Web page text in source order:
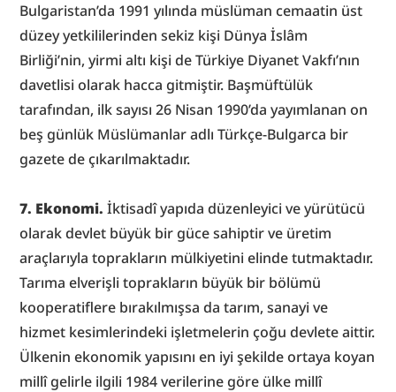
Bulgaristan’da 1991 yılında müslüman cemaatin üst
düzey yetkililerinden sekiz kişi Dünya İslâm
Birliği’nin, yirmi altı kişi de Türkiye Diyanet Vakfı’nın
davetlisi olarak hacca gitmiştir. Başmüftülük
tarafından, ilk sayısı 26 Nisan 1990’da yayımlanan on
beş günlük Müslümanlar adlı Türkçe-Bulgarca bir
gazete de çıkarılmaktadır.
7. Ekonomi. İktisadî yapıda düzenleyici ve yürütücü
olarak devlet büyük bir güce sahiptir ve üretim
araçlarıyla toprakların mülkiyetini elinde tutmaktadır.
Tarıma elverişli toprakların büyük bir bölümü
kooperatiflere bırakılmışsa da tarım, sanayi ve
hizmet kesimlerindeki işletmelerin çoğu devlete aittir.
Ülkenin ekonomik yapısını en iyi şekilde ortaya koyan
millî gelirle ilgili 1984 verilerine göre ülke millî